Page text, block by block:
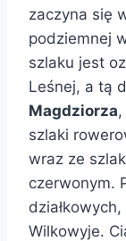
zaczyna się
podziemnej
szlaku jest
Leśnej, a tą
Magdziorza
szlaki
wraz ze
czerwonym.
Wilkowyje.